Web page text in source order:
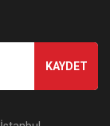
KAYDET